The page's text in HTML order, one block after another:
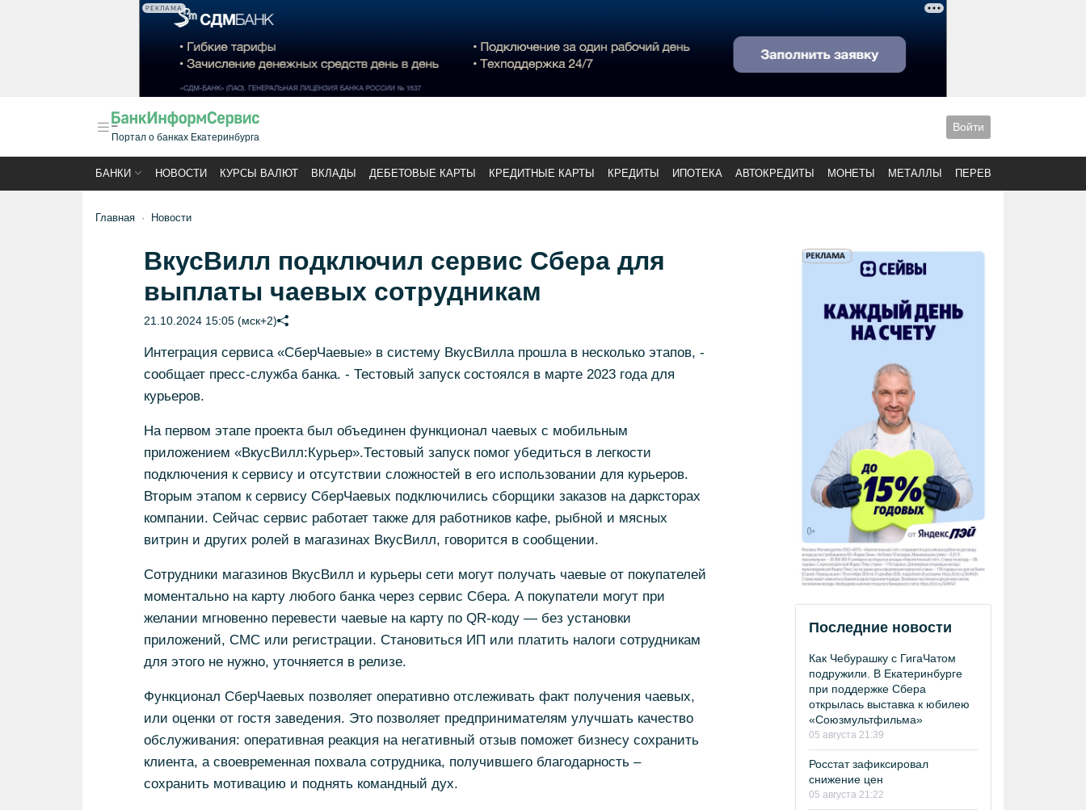
РЕКЛАМА
Портал о банках Екатеринбурга
Войти
БАНКИ НОВОСТИ КУРСЫ ВАЛЮТ ВКЛАДЫ ДЕБЕТОВЫЕ КАРТЫ КРЕДИТНЫЕ КАРТЫ КРЕДИТЫ ИПОТЕКА АВТОКРЕДИТЫ МОНЕТЫ МЕТАЛЛЫ ПЕРЕВОДЫ
Главная Новости
ВкусВилл подключил сервис Сбера для
выплаты чаевых сотрудникам
21.10.2024 15:05 (мск+2)
Интеграция сервиса «СберЧаевые» в систему ВкусВилла прошла в несколько этапов, -
сообщает пресс-служба банка. - Тестовый запуск состоялся в марте 2023 года для
курьеров.
На первом этапе проекта был объединен функционал чаевых с мобильным
приложением «ВкусВилл:Курьер».Тестовый запуск помог убедиться в легкости
подключения к сервису и отсутствии сложностей в его использовании для курьеров.
Вторым этапом к сервису СберЧаевых подключились сборщики заказов на дарксторах
компании. Сейчас сервис работает также для работников кафе, рыбной и мясных
витрин и других ролей в магазинах ВкусВилл, говорится в сообщении.
Сотрудники магазинов ВкусВилл и курьеры сети могут получать чаевые от покупателей
моментально на карту любого банка через сервис Сбера. А покупатели могут при
желании мгновенно перевести чаевые на карту по QR-коду — без установки
приложений, СМС или регистрации. Становиться ИП или платить налоги сотрудникам
для этого не нужно, уточняется в релизе.
Функционал СберЧаевых позволяет оперативно отслеживать факт получения чаевых,
или оценки от гостя заведения. Это позволяет предпринимателям улучшать качество
обслуживания: оперативная реакция на негативный отзыв поможет бизнесу сохранить
клиента, а своевременная похвала сотрудника, получившего благодарность –
сохранить мотивацию и поднять командный дух.
Последние новости
Как Чебурашку с ГигаЧатом
подружили. В Екатеринбурге
при поддержке Сбера
открылась выставка к юбилею
«Союзмультфильма»
05 августа 21:39
Росстат зафиксировал
снижение цен
05 августа 21:22